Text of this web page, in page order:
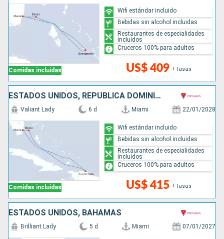
Comidas incluidas US$ 409 +Tasas
Wifi estándar incluido
Bebidas sin alcohol incluidas
Restaurantes de especialidades
incluidos
Cruceros 100% para adultos
ESTADOS UNIDOS, REPÚBLICA DOMINICANA, BAHAMAS
Comidas incluidas
Valiant Lady 6 d Miami 22/01/2028
US$ 415 +Tasas
Wifi estándar incluido
Bebidas sin alcohol incluidas
Restaurantes de especialidades
incluidos
Cruceros 100% para adultos
ESTADOS UNIDOS, BAHAMAS
Brilliant Lady 5 d Miami 07/01/2027